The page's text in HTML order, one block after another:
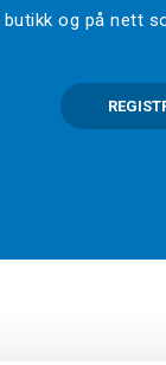
og på nett